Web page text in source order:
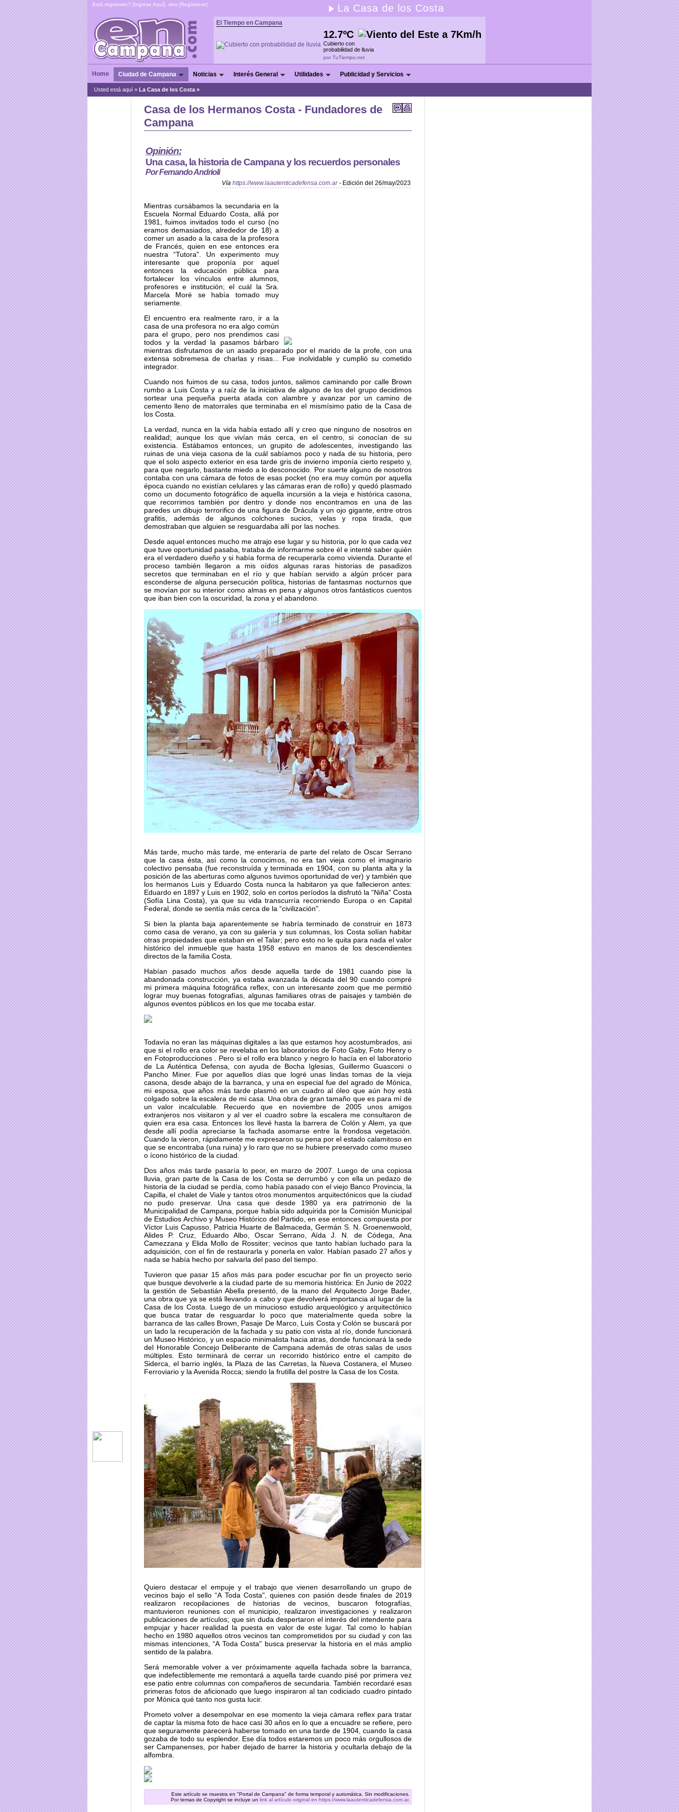
Está registrado? [Ingrese Aquí], sino [Regístrese] La Casa de los Costa
El Tiempo en Campana
12.7ºC
Cubierto con
probabilidad de lluvia
por TuTiempo.net
Home Ciudad de Campana Noticias Interés General Utilidades Publicidad y Servicios
Usted está aquí » La Casa de los Costa »
Casa de los Hermanos Costa - Fundadores de
Campana
Opinión:
Una casa, la historia de Campana y los recuerdos personales
Por Fernando Andrioli
Vía https://www.laautenticadefensa.com.ar- Edición del 26/may/2023
Mientras cursábamos la secundaria en la
Escuela Normal Eduardo Costa, allá por
1981, fuimos invitados todo el curso (no
eramos demasiados, alrededor de 18) a
comer un asado a la casa de la profesora
de Francés, quien en ese entonces era
nuestra “Tutora". Un experimento muy
interesante que proponía por aquel
entonces la educación pública para
fortalecer los vínculos entre alumnos,
profesores e institución; el cuál la Sra.
Marcela Moré se había tomado muy
seriamente.
El encuentro era realmente raro, ir a la
casa de una profesora no era algo común
para el grupo, pero nos prendimos casi
todos y la verdad la pasamos bárbaro
mientras disfrutamos de un asado preparado por el marido de la profe, con una
extensa sobremesa de charlas y risas... Fue inolvidable y cumplió su cometido
integrador.
Cuando nos fuimos de su casa, todos juntos, salimos caminando por calle Brown
rumbo a Luis Costa y a raíz de la iniciativa de alguno de los del grupo decidimos
sortear una pequeña puerta atada con alambre y avanzar por un camino de
cemento lleno de matorrales que terminaba en el mismísimo patio de la Casa de
los Costa.
La verdad, nunca en la vida había estado allí y creo que ninguno de nosotros en
realidad; aunque los que vivían más cerca, en el centro, si conocían de su
existencia. Estábamos entonces, un grupito de adolescentes, investigando las
ruinas de una vieja casona de la cuál sabíamos poco y nada de su historia, pero
que el solo aspecto exterior en esa tarde gris de invierno imponía cierto respeto y,
para que negarlo, bastante miedo a lo desconocido. Por suerte alguno de nosotros
contaba con una cámara de fotos de esas pocket (no era muy común por aquella
época cuando no existían celulares y las cámaras eran de rollo) y quedó plasmado
como un documento fotográfico de aquella incursión a la vieja e histórica casona,
que recorrimos también por dentro y donde nos encontramos en una de las
paredes un dibujo terrorifico de una figura de Drácula y un ojo gigante, entre otros
grafitis, además de algunos colchones sucios, velas y ropa tirada, que
demostraban que alguien se resguardaba allí por las noches.
Desde aquel entonces mucho me atrajo ese lugar y su historia, por lo que cada vez
que tuve oportunidad pasaba, trataba de informarme sobre él e intenté saber quién
era el verdadero dueño y si había forma de recuperarla como vivienda. Durante el
proceso también llegaron a mis oídos algunas raras historias de pasadizos
secretos que terminaban en el río y que habían servido a algún prócer para
esconderse de alguna persecución política, historias de fantasmas nocturnos que
se movían por su interior como almas en pena y algunos otros fantásticos cuentos
que iban bien con la oscuridad, la zona y el abandono.
Más tarde, mucho más tarde, me enteraría de parte del relato de Oscar Serrano
que la casa ésta, así como la conocimos, no era tan vieja como el imaginario
colectivo pensaba (fue reconstruída y terminada en 1904, con su planta alta y la
posición de las aberturas como algunos tuvimos oportunidad de ver) y también que
los hermanos Luis y Eduardo Costa nunca la habitaron ya que fallecieron antes:
Eduardo en 1897 y Luis en 1902, solo en cortos períodos la disfrutó la “Niña" Costa
(Sofía Lina Costa), ya que su vida transcurría recorriendo Europa o en Capital
Federal, donde se sentía más cerca de la “civilización".
Si bien la planta baja aparentemente se habría terminado de construir en 1873
como casa de verano, ya con su galería y sus columnas, los Costa solían habitar
otras propiedades que estaban en el Talar; pero esto no le quita para nada el valor
histórico del inmueble que hasta 1958 estuvo en manos de los descendientes
directos de la familia Costa.
Habían pasado muchos años desde aquella tarde de 1981 cuando pise la
abandonada construcción, ya estaba avanzada la década del 90 cuando compré
mi primera máquina fotográfica reflex, con un interesante zoom que me permitió
lograr muy buenas fotografías, algunas familiares otras de paisajes y también de
algunos eventos públicos en los que me tocaba estar.
Todavía no eran las máquinas digitales a las que estamos hoy acostumbrados, asi
que si el rollo era color se revelaba en los laboratorios de Foto Gaby, Foto Henry o
en Fotoproducciones . Pero si el rollo era blanco y negro lo hacía en el laboratorio
de La Auténtica Defensa, con ayuda de Bocha Iglesias, Guillermo Guasconi o
Pancho Miner. Fue por aquellos días que logré unas lindas tomas de la vieja
casona, desde abajo de la barranca, y una en especial fue del agrado de Mónica,
mi esposa, que años más tarde plasmó en un cuadro al óleo que aún hoy está
colgado sobre la escalera de mi casa. Una obra de gran tamaño que es para mí de
un valor incalculable. Recuerdo que en noviembre de 2005 unos amigos
extranjeros nos visitaron y al ver el cuadro sobre la escalera me consultaron de
quien era esa casa. Entonces los llevé hasta la barrera de Colón y Alem, ya que
desde allí podía apreciarse la fachada asomarse entre la frondosa vegetación.
Cuando la vieron, rápidamente me expresaron su pena por el estado calamitoso en
que se encontraba (una ruina) y lo raro que no se hubiere preservado como museo
o ícono histórico de la ciudad.
Dos años más tarde pasaría lo peor, en marzo de 2007. Luego de una copiosa
lluvia, gran parte de la Casa de los Costa se derrumbó y con ella un pedazo de
historia de la ciudad se perdía, como había pasado con el viejo Banco Provincia, la
Capilla, el chalet de Viale y tantos otros monumentos arquitectónicos que la ciudad
no pudo preservar. Una casa que desde 1980 ya era patrimonio de la
Municipalidad de Campana, porque había sido adquirida por la Comisión Municipal
de Estudios Archivo y Museo Histórico del Partido, en ese entonces compuesta por
Víctor Luis Capusso, Patricia Huarte de Balmaceda, Germán S. N. Groenenwoold,
Alides P. Cruz, Eduardo Albo, Oscar Serrano, Aída J. N. de Códega, Ana
Camezzana y Elida Mollo de Rossiter; vecinos que tanto habían luchado para la
adquisición, con el fin de restaurarla y ponerla en valor. Habían pasado 27 años y
nada se había hecho por salvarla del paso del tiempo.
Tuvieron que pasar 15 años más para poder escuchar por fin un proyecto serio
que busque devolverle a la ciudad parte de su memoria histórica: En Junio de 2022
la gestión de Sebastián Abella presentó, de la mano del Arquitecto Jorge Bader,
una obra que ya se está llevando a cabo y que devolverá importancia al lugar de la
Casa de los Costa. Luego de un minucioso estudio arqueológico y arquitectónico
que busca tratar de resguardar lo poco que materialmente queda sobre la
barranca de las calles Brown, Pasaje De Marco, Luis Costa y Colón se buscará por
un lado la recuperación de la fachada y su patio con vista al río, donde funcionará
un Museo Histórico, y un espacio minimalista hacia atras, donde funcionará la sede
del Honorable Concejo Deliberante de Campana además de otras salas de usos
múltiples. Esto terminará de cerrar un recorrido histórico entre el campito de
Siderca, el barrio inglés, la Plaza de las Carretas, la Nueva Costanera, el Museo
Ferroviario y la Avenida Rocca; siendo la frutilla del postre la Casa de los Costa.
Quiero destacar el empuje y el trabajo que vienen desarrollando un grupo de
vecinos bajo el sello “A Toda Costa", quienes con pasión desde finales de 2019
realizaron recopilaciones de historias de vecinos, buscaron fotografías,
mantuvieron reuniones con el municipio, realizaron investigaciones y realizaron
publicaciones de artículos; que sin duda despertaron el interés del intendente para
empujar y hacer realidad la puesta en valor de este lugar. Tal como lo habían
hecho en 1980 aquellos otros vecinos tan comprometidos por su ciudad y con las
mismas intenciones, “A Toda Costa" busca preservar la historia en el más amplio
sentido de la palabra.
Será memorable volver a ver próximamente aquella fachada sobre la barranca,
que indefectiblemente me remontará a aquella tarde cuando pisé por primera vez
ese patio entre columnas con compañeros de secundaria. También recordaré esas
primeras fotos de aficionado que luego inspiraron al tan codiciado cuadro pintado
por Mónica qué tanto nos gusta lucir.
Prometo volver a desempolvar en ese momento la vieja cámara reflex para tratar
de captar la misma foto de hace casi 30 años en lo que a encuadre se refiere, pero
que seguramente parecerá haberse tomado en una tarde de 1904, cuando la casa
gozaba de todo su esplendor. Ese día todos estaremos un poco más orgullosos de
ser Campanenses, por haber dejado de barrer la historia y ocultarla debajo de la
alfombra.
Este artículo se muestra en "Portal de Campana" de forma temporal y automática. Sin modificaciones.
Por temas de Copyright se incluye un link al artículo original en https://www.laautenticadefensa.com.ar.